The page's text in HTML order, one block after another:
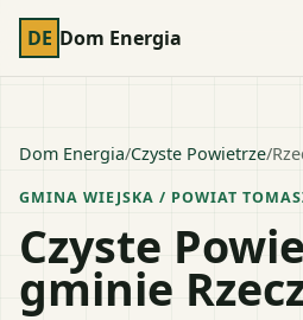
DE Dom Energia
Dom Energia/Czyste Powietrze/
GMINA WIEJSKA / POWIAT
Czyste
gminie